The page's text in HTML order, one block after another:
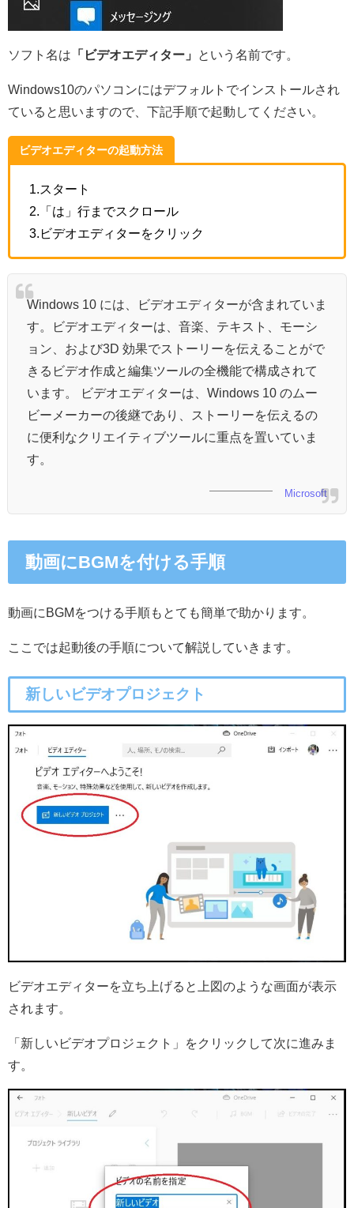
ソフト名は 「ビデオエディター」 という名前です。
Windows10のパソコンにはデフォルトでインストールされ
ていると思いますので、下記手順で起動してください。
ビデオエディターの起動方法
1.スタート
2.「は」行までスクロール
3.ビデオエディターをクリック
Windows 10 には、ビデオエディターが含まれていま
す。ビデオエディターは、音楽、テキスト、モーシ
ョン、および3D 効果でストーリーを伝えることがで
きるビデオ作成と編集ツールの全機能で構成されて
います。 ビデオエディターは、Windows 10 のムー
ビーメーカーの後継であり、ストーリーを伝えるの
に便利なクリエイティブツールに重点を置いていま
す。
Microsoft
動画にBGMを付ける手順
動画にBGMをつける手順もとても簡単で助かります。
ここでは起動後の手順について解説していきます。
新しいビデオプロジェクト
ビデオエディターを立ち上げると上図のような画面が表示
されます。
「新しいビデオプロジェクト」をクリックして次に進みま
す。